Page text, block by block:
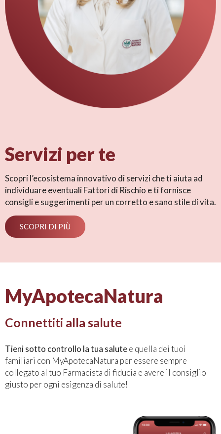
Servizi per te
Scopri l’ecosistema innovativo di servizi che ti aiuta ad
individuare eventuali Fattori di Rischio e ti fornisce
consigli e suggerimenti per un corretto e sano stile di vita.
SCOPRI DI PIÙ
MyApotecaNatura
Connettiti alla salute
Tieni sotto controllo la tua salutee quella dei tuoi
familiari con MyApotecaNatura per essere sempre
collegato al tuo Farmacista di fiducia e avere il consiglio
giusto per ogni esigenza di salute!